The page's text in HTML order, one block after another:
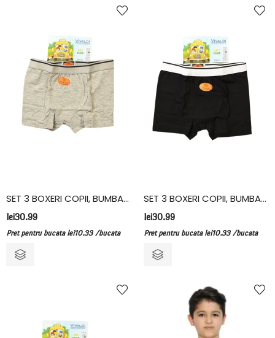
SET 3 BOXERI COPII, BUMBAC ELASTAN, VIVALDI, GRI
lei30.99
Pret pentru bucata lei10.33 /bucata
SET 3 BOXERI COPII, BUMBAC ELASTAN, VIVALDI, NEGRU
lei30.99
Pret pentru bucata lei10.33 /bucata